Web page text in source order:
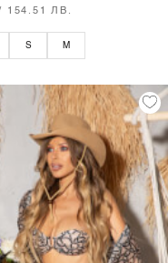
154.51 ЛВ.
S M